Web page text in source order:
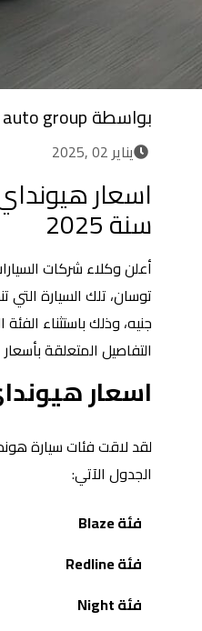
بواسطةgroup
يناير 02 ,2025
سنة 2025
جنيه، وذلك باستثناء
التفاصيل المتعلقة
اسعار
لقد لاقت فئات سيارة
الجدول الآتي:
فئة Blaze
فئة Redline
فئة Night